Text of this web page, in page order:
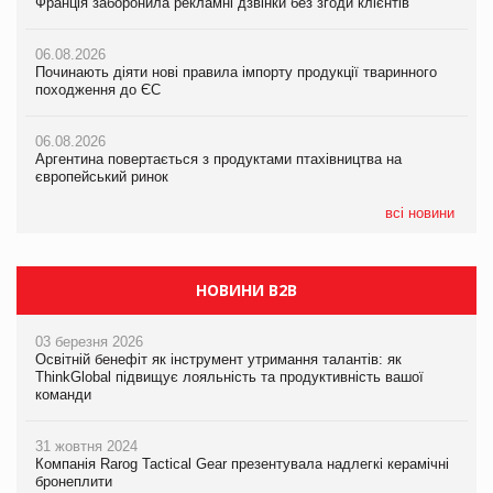
06.08.2026
Починають діяти нові правила імпорту продукції тваринного
походження до ЄС
06.08.2026
Аргентина повертається з продуктами птахівництва на
європейський ринок
всі новини
Російська атака 5 серпня стала одним із наймасштабніших
ударів по українському бізнесу за час повномасштабної війни
Смачне поповнення дитячого меню: у VARUS з’явилися
новинки від ТМ ТОКЕРИ
06.08.2026
Починають діяти нові правила імпорту продукції тваринного
походження до ЄС
06.08.2026
Аргентина повертається з продуктами птахівництва на
європейський ринок
НОВИНИ B2B
03 березня 2026
Освітній бенефіт як інструмент утримання талантів: як
ThinkGlobal підвищує лояльність та продуктивність вашої
команди
31 жовтня 2024
Компанія Rarog Tactical Gear презентувала надлегкі керамічні
бронеплити